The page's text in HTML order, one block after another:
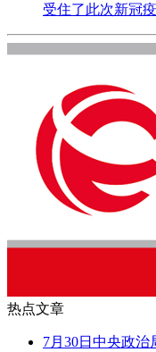
受住了此次新冠
热点文章
7月30日中央政